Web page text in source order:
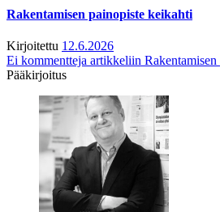
Rakentamisen painopiste keikahti
Kirjoitettu 12.6.2026
Ei kommentteja artikkeliin
Pääkirjoitus